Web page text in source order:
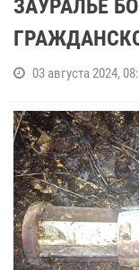
ЗАУРАЛЬЕ
03 августа 2024,